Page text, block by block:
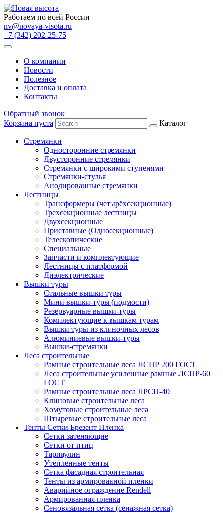
Работаем по всей России
nv@novaya-visota.ru
+7 (342) 202-25-75
О компании
Новости
Полезное
Доставка и оплата
Контакты
Обратный звонок
Корзина пуста
Каталог
Стремянки
Односторонние стремянки
Двусторонние стремянки
Стремянки с широкими ступенями
Стремянки-стулья
Анодированные стремянки
Лестницы
Трансформеры (четырёхсекционные)
Трехсекционные лестницы
Двухсекционные
Приставные (Односекционные)
Телескопические
Специальные
Запчасти и комплектующие
Лестницы с платформой
Диэлектрические
Вышки туры
Стальные вышки туры
Мини вышки-туры (подмости)
Резервуарные вышки-туры
Комплектующие к вышкам турам
Вышки туры из клиночных лесов
Алюминиевые вышки-туры
Вышки-стремянки
Леса строительные
Рамные строительные леса ЛСПР 200 ГОСТ
Леса строительные усиленные рамные ЛСПР-60
ГОСТ
Рамные строительные леса ЛРСП-40
Клиновые строительные леса
Хомутовые строительные леса
Штыревые строительные леса
Тенты Сетки Брезент Пленка
Сетки затеняющие
Сетки от птиц
Тарпаулин
Утепленные тенты
Сетка фасадная строительная
Тенты из армированной пленки
Аварийное ограждение Rendell
Армированная пленка
Сеновязальная сетка (сенажная сетка)